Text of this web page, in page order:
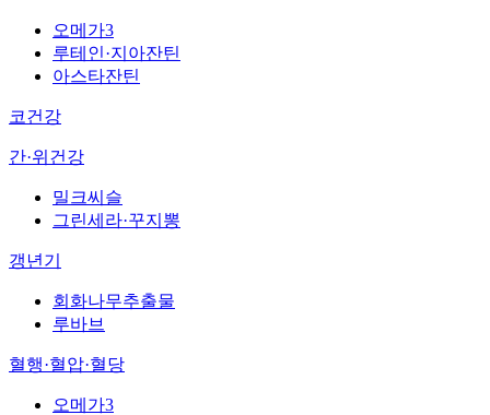
오메가3
루테인·지아잔틴
아스타잔틴
코건강
간·위건강
밀크씨슬
그린세라·꾸지뽕
갱년기
회화나무추출물
루바브
혈행·혈압·혈당
오메가3